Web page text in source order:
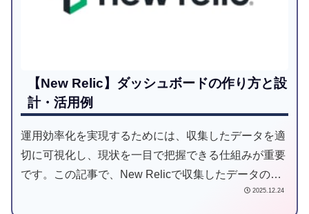
【New Relic】ダッシュボードの作り方と設
計・活用例
運用効率化を実現するためには、収集したデータを適
切に可視化し、現状を一目で把握できる仕組みが重要
です。この記事で、New Relicで収集したデータの可
視化方法を習得し、運用効率化につながる一助になれ
2025.12.24